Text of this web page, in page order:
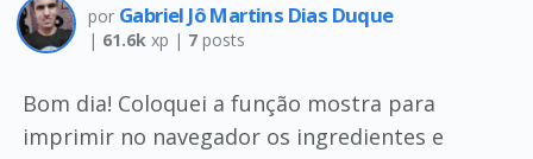
por Gabriel Jô Martins Dias Duque
| 61.6kxp | 7posts
Bom dia! Coloquei a função mostra para
imprimir no navegador os ingredientes e